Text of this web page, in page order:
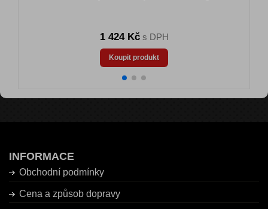
1 424 Kčs DPH
Koupit produkt
INFORMACE
Obchodní podmínky
Cena a způsob dopravy